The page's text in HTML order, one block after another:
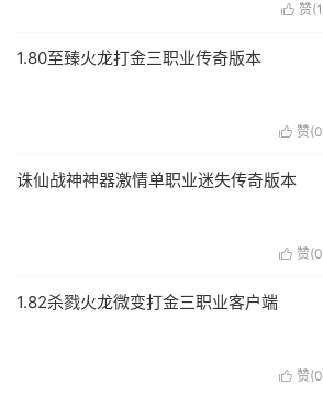
 赞(1
1.80至臻火龙打金三职业传奇版本
 赞(0
诛仙战神神器激情单职业迷失传奇版本
 赞(0
1.82杀戮火龙微变打金三职业客户端
 赞(0